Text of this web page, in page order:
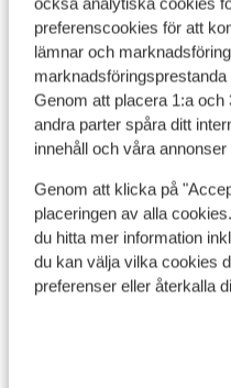
preferenscookies för att
lämnar och
Genom att placera 1:a
andra parter spåra ditt
innehåll och våra
Genom att klicka på
placeringen av alla
du hitta mer information
du kan välja vilka cookies
preferenser eller återkalla
Avstånd till centrum:
Avstånd till skidlift ca
Liftkort/